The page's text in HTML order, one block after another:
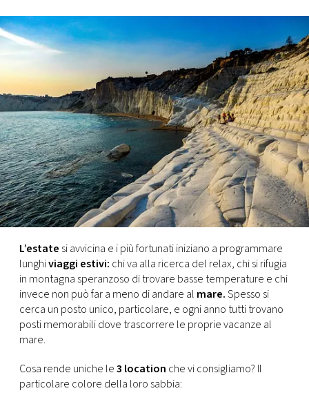
CONCORSI
EVENTI
VIDEO
TV
PRINCIPATO
DI
RMC
CONSIGLIA
L’estate si avvicina e i più fortunati iniziano a programmare
lunghiviaggi estivi: chi va alla ricerca del relax, chi si rifugia
in montagna speranzoso di trovare basse temperature e chi
invece non può far a meno di andare al mare.Spesso si
cerca un posto unico, particolare, e ogni anno tutti trovano
posti memorabili dove trascorrere le proprie vacanze al
mare.
Cosa rende uniche le3 location che vi consigliamo? Il
particolare colore della loro sabbia: